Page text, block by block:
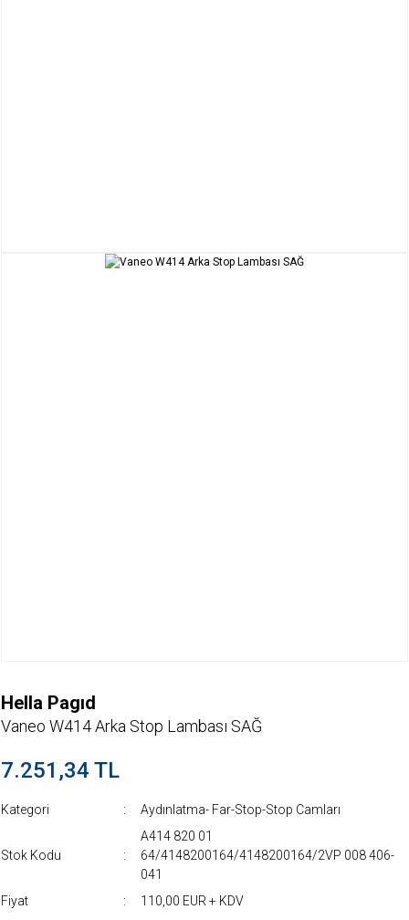
Hella Pagıd
Vaneo W414 Arka Stop Lambası SAĞ
7.251,34 TL
Kategori Aydınlatma- Far-Stop-Stop Camları
Stok Kodu
A414 820 01
64/4148200164/4148200164/2VP 008 406-
041
Fiyat
110,00 EUR + KDV